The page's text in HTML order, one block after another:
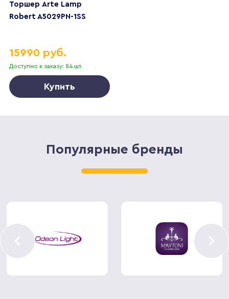
Торшер Arte Lamp
Robert A5029PN-1SS
Доступно к заказу: 84 шт.
15990 руб.
Купить
Популярные бренды